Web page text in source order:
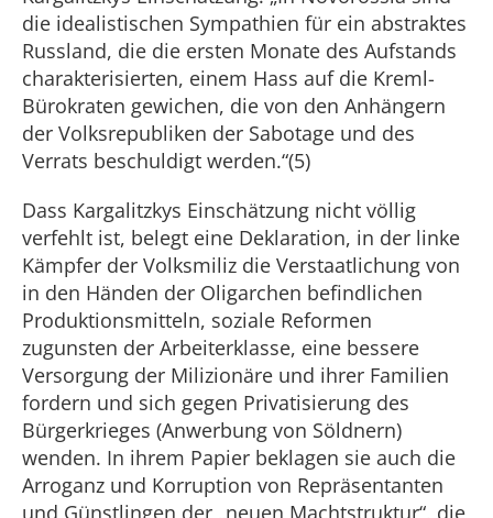
die idealistischen Sympathien für ein abstraktes
Russland, die die ersten Monate des Aufstands
charakterisierten, einem Hass auf die Kreml-
Bürokraten gewichen, die von den Anhängern
der Volksrepubliken der Sabotage und des
Verrats beschuldigt werden.“(5)
Dass Kargalitzkys Einschätzung nicht völlig
verfehlt ist, belegt eine Deklaration, in der linke
Kämpfer der Volksmiliz die Verstaatlichung von
in den Händen der Oligarchen befindlichen
Produktionsmitteln, soziale Reformen
zugunsten der Arbeiterklasse, eine bessere
Versorgung der Milizionäre und ihrer Familien
fordern und sich gegen Privatisierung des
Bürgerkrieges (Anwerbung von Söldnern)
wenden. In ihrem Papier beklagen sie auch die
Arroganz und Korruption von Repräsentanten
und Günstlingen der „neuen Machtstruktur“, die